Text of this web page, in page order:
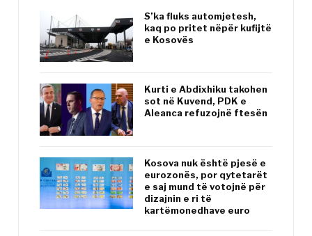
S’ka fluks automjetesh,
kaq po pritet nëpër kufijtë
e Kosovës
Kurti e Abdixhiku takohen
sot në Kuvend, PDK e
Aleanca refuzojnë ftesën
Kosova nuk është pjesë e
eurozonës, por qytetarët
e saj mund të votojnë për
dizajnin e ri të
kartëmonedhave euro